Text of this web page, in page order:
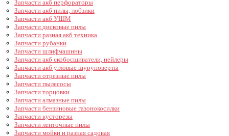
Запчасти акб перфораторы
Запчасти акб пилы, лобзики
Запчасти акб УШМ
Запчасти дисковые пилы
Запчасти разная акб техника
Запчасти рубанки
Запчасти шлифмашины
Запчасти акб скобосшиватели, нейлеры
Запчасти акб угловые шуруповерты
Запчасти отрезные пилы
Запчасти пылесосы
Запчасти торцовки
Запчасти алмазные пилы
Запчасти бензиновые газонокосилки
Запчасти кусторезы
Запчасти ленточные пилы
Запчасти мойки и разная садовая